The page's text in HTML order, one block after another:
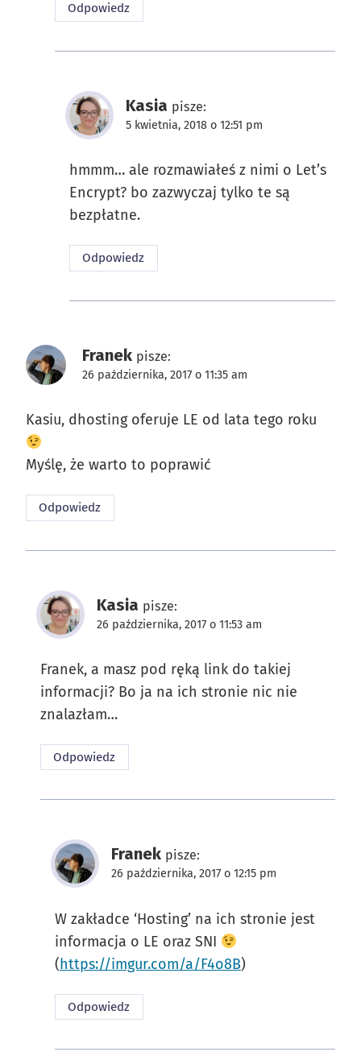
Odpowiedz
Kasia pisze:
5 kwietnia, 2018 o 12:51 pm
hmmm… ale rozmawiałeś z nimi o Let’s
Encrypt? bo zazwyczaj tylko te są
bezpłatne.
Odpowiedz
Franek pisze:
26 października, 2017 o 11:35 am
Kasiu, dhosting oferuje LE od lata tego roku
Myślę, że warto to poprawić
Odpowiedz
Kasia pisze:
26 października, 2017 o 11:53 am
Franek, a masz pod ręką link do takiej
informacji? Bo ja na ich stronie nic nie
znalazłam…
Odpowiedz
Franek pisze:
26 października, 2017 o 12:15 pm
W zakładce ‘Hosting’ na ich stronie jest
informacja o LE oraz SNI
(https://imgur.com/a/F4o8B)
Odpowiedz